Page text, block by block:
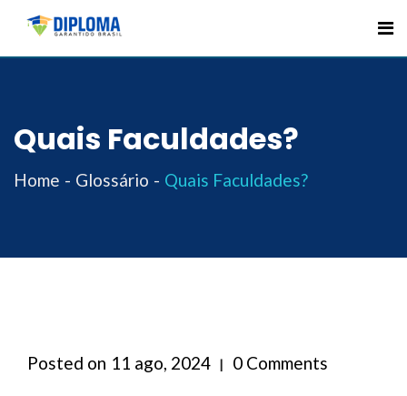
Skip
Quais Faculdades?
Home Glossário Quais Faculdades?
Posted on 11 ago, 2024 0 Comments